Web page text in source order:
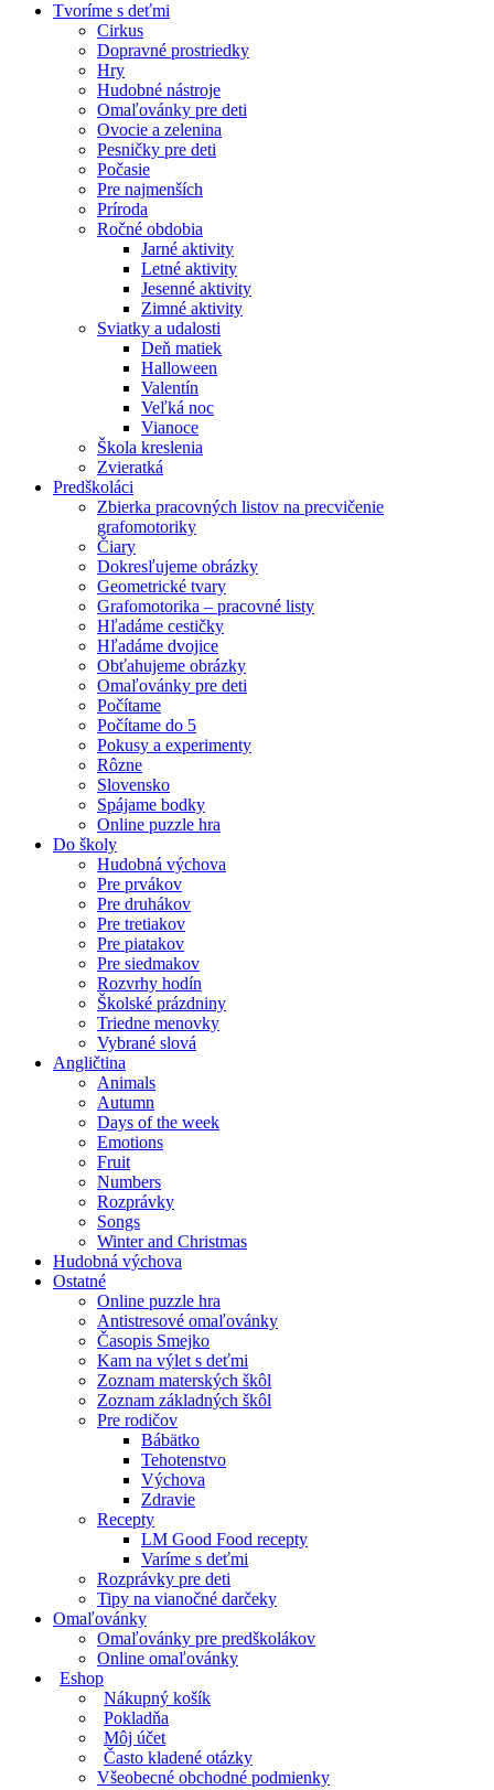
Tvoríme s deťmi
Cirkus
Dopravné prostriedky
Hry
Hudobné nástroje
Omaľovánky pre deti
Ovocie a zelenina
Pesničky pre deti
Počasie
Pre najmenších
Príroda
Ročné obdobia
Jarné aktivity
Letné aktivity
Jesenné aktivity
Zimné aktivity
Sviatky a udalosti
Deň matiek
Halloween
Valentín
Veľká noc
Vianoce
Škola kreslenia
Zvieratká
Predškoláci
Zbierka pracovných listov na precvičenie
grafomotoriky
Čiary
Dokresľujeme obrázky
Geometrické tvary
Grafomotorika – pracovné listy
Hľadáme cestičky
Hľadáme dvojice
Obťahujeme obrázky
Omaľovánky pre deti
Počítame
Počítame do 5
Pokusy a experimenty
Rôzne
Slovensko
Spájame bodky
Online puzzle hra
Do školy
Hudobná výchova
Pre prvákov
Pre druhákov
Pre tretiakov
Pre piatakov
Pre siedmakov
Rozvrhy hodín
Školské prázdniny
Triedne menovky
Vybrané slová
Angličtina
Animals
Autumn
Days of the week
Emotions
Fruit
Numbers
Rozprávky
Songs
Winter and Christmas
Hudobná výchova
Ostatné
Online puzzle hra
Antistresové omaľovánky
Časopis Smejko
Kam na výlet s deťmi
Zoznam materských škôl
Zoznam základných škôl
Pre rodičov
Bábätko
Tehotenstvo
Výchova
Zdravie
Recepty
LM Good Food recepty
Varíme s deťmi
Rozprávky pre deti
Tipy na vianočné darčeky
Omaľovánky
Omaľovánky pre predškolákov
Online omaľovánky
Eshop
Nákupný košík
Pokladňa
Môj účet
Často kladené otázky
Všeobecné obchodné podmienky